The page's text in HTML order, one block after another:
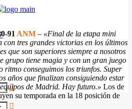
91 ANM – «Final de la etapa mini
con tres grandes victorias en los últimos
que son superiores siempre a nosotros
grupo tiene magia y con un gran juego
ritmo conseguimos los triunfos. Super
años que finalizan consiguiendo estar
de Madrid. Hay futuro.» Los de
su temporada en la 18 posición de